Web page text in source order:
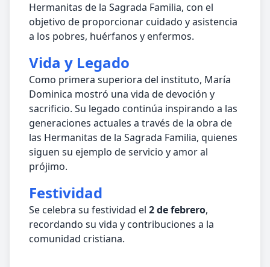
Hermanitas de la Sagrada Familia, con el
objetivo de proporcionar cuidado y asistencia
a los pobres, huérfanos y enfermos.
Vida y Legado
Como primera superiora del instituto, María
Dominica mostró una vida de devoción y
sacrificio. Su legado continúa inspirando a las
generaciones actuales a través de la obra de
las Hermanitas de la Sagrada Familia, quienes
siguen su ejemplo de servicio y amor al
prójimo.
Festividad
Se celebra su festividad el 2 de febrero,
recordando su vida y contribuciones a la
comunidad cristiana.